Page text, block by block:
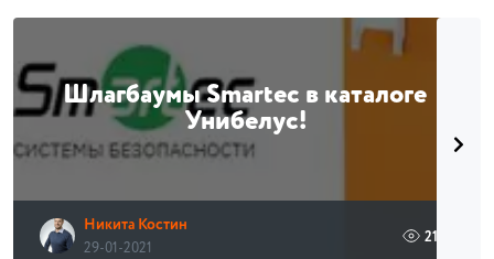
Шлагбаумы Smartec в каталоге
Унибелус!
Никита Костин
29-01-2021
210